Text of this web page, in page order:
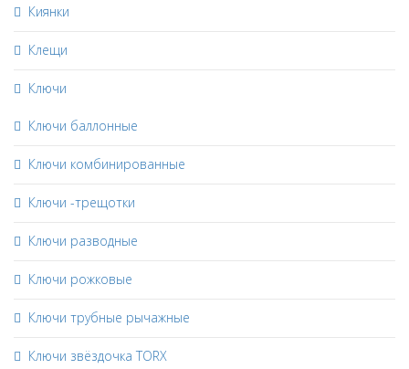
Киянки
Клещи
Ключи
Ключи баллонные
Ключи комбинированные
Ключи -трещотки
Ключи разводные
Ключи рожковые
Ключи трубные рычажные
Ключи звёздочка TORX